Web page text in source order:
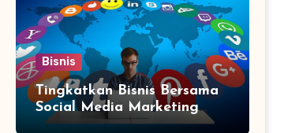
Bisnis
Tingkatkan Bisnis Bersama
Social Media Marketing
Agency